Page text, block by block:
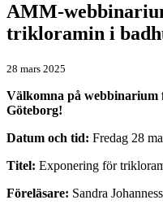
AMM-
trikloramin i
28 mars 2025
Välkomna på webbinarium
Göteborg!
Datum och tid: Fredag 28
Titel: Exponering för
Föreläsare: Sandra